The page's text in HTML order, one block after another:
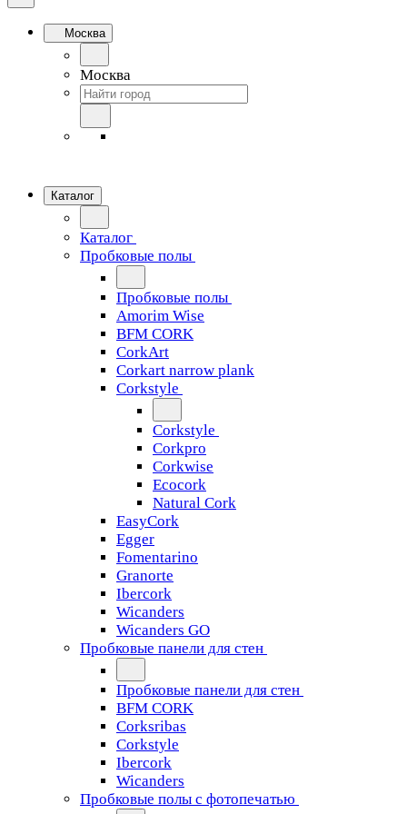
Москва
Москва
Каталог
Каталог
Пробковые полы
Пробковые полы
Amorim Wise
BFM CORK
CorkArt
Corkart narrow plank
Corkstyle
Corkstyle
Corkpro
Corkwise
Ecocork
Natural Cork
EasyCork
Egger
Fomentarino
Granorte
Ibercork
Wicanders
Wicanders GO
Пробковые панели для стен
Пробковые панели для стен
BFM CORK
Corksribas
Corkstyle
Ibercork
Wicanders
Пробковые полы с фотопечатью